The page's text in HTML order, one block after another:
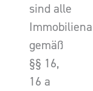
sind alle
gemäß
§§ 16,
16 a